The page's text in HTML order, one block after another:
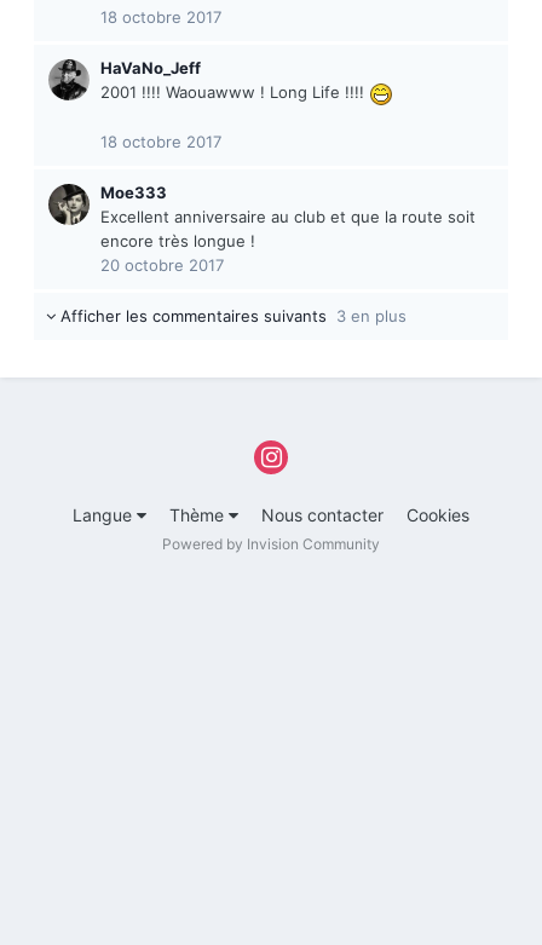
18 octobre 2017
HaVaNo_Jeff
2001 !!!! Waouawww ! Long Life !!!!
18 octobre 2017
Moe333
Excellent anniversaire au club et que la route soit
encore très longue !
20 octobre 2017
Afficher les commentaires suivants 3 en plus
Langue Thème Nous contacter Cookies
Powered by Invision Community